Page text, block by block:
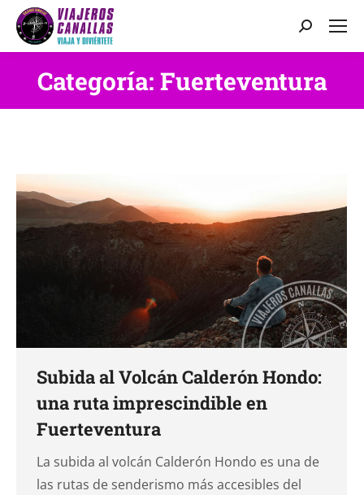
Buscar:
Categoría: Fuerteventura
Estás aquí:
Subida al Volcán Calderón Hondo:
una ruta imprescindible en
Fuerteventura
La subida al volcán Calderón Hondo es una de
las rutas de senderismo más accesibles del